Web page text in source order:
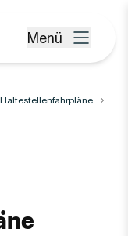
Menü öffnen
Menü
Haltestellenfahrpläne